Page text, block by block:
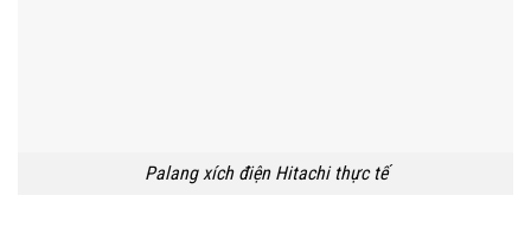
Palang xích điện Hitachi thực tế